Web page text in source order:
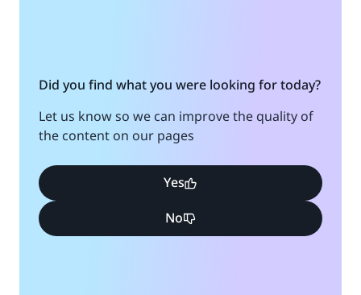
Did you find what you were looking for today?
Let us know so we can improve the quality of
the content on our pages
Yes
No